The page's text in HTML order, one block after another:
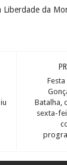
da
Batalha,
sexta-